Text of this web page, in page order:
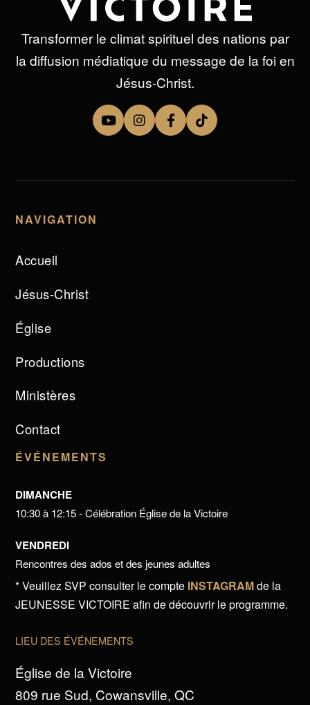
Transformer le climat spirituel des nations par
la diffusion médiatique du message de la foi en
Jésus-Christ.
NAVIGATION
Accueil
Jésus-Christ
Église
Productions
Ministères
Contact
ÉVÉNEMENTS
DIMANCHE
10:30 à 12:15 - Célébration Église de la Victoire
VENDREDI
Rencontres des ados et des jeunes adultes
* Veuillez SVP consulter le compte INSTAGRAMde la
JEUNESSE VICTOIRE afin de découvrir le programme.
LIEU DES ÉVÉNEMENTS
Église de la Victoire
809 rue Sud, Cowansville, QC